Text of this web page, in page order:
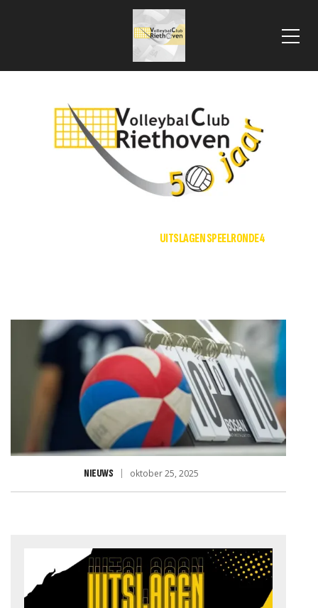
UITSLAGEN SPEELRONDE 4
NIEUWS oktober 25, 2025
2025